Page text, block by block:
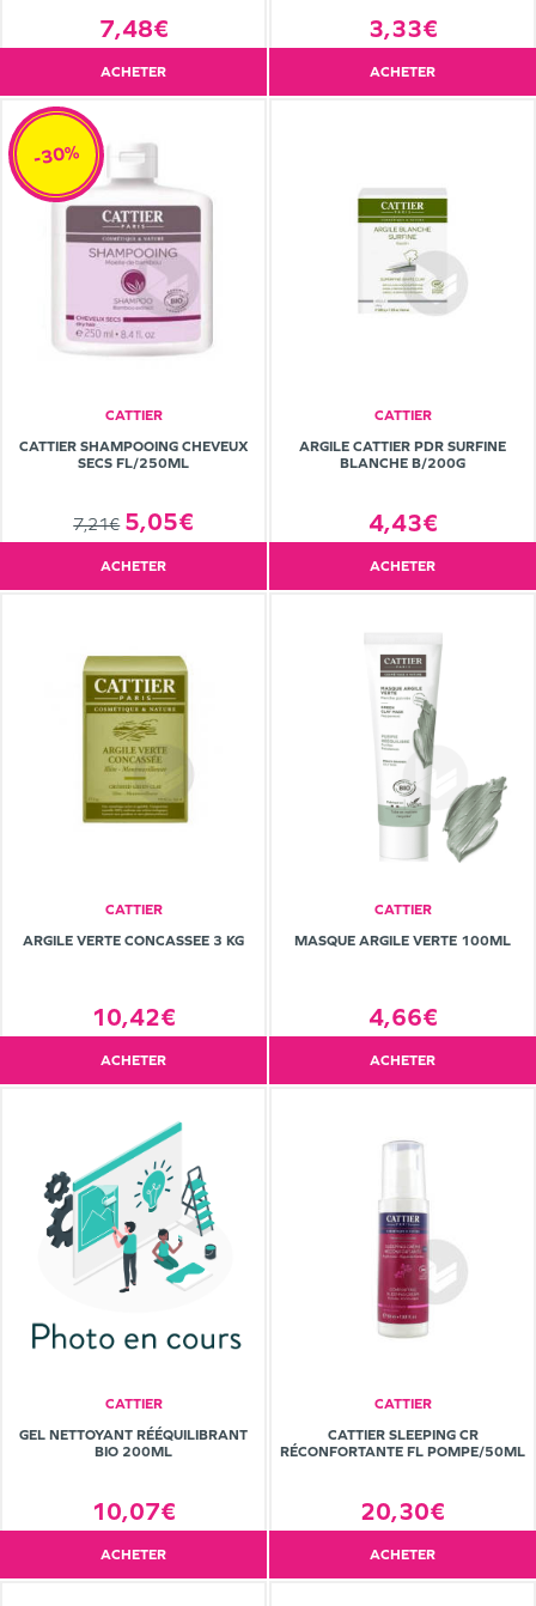
7,48€
ACHETER
3,33€
ACHETER
CATTIER
CATTIER SHAMPOOING CHEVEUX
SECS FL/250ML
7,21€ 5,05€
-30%
ACHETER
CATTIER
ARGILE CATTIER PDR SURFINE
BLANCHE B/200G
4,43€
ACHETER
CATTIER
ARGILE VERTE CONCASSEE 3 KG
10,42€
ACHETER
CATTIER
MASQUE ARGILE VERTE 100ML
4,66€
ACHETER
CATTIER
GEL NETTOYANT RÉÉQUILIBRANT
BIO 200ML
10,07€
ACHETER
CATTIER
CATTIER SLEEPING CR
RÉCONFORTANTE FL POMPE/50ML
20,30€
ACHETER